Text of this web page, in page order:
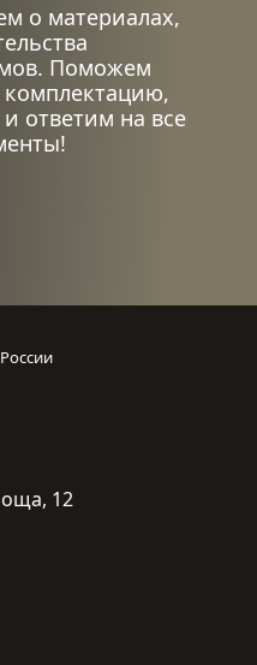
о материалах,
Поможем
ответим на все
12